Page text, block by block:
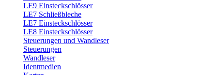
LE9 Einsteckschlösser
LE7 Schließbleche
LE7 Einsteckschlösser
LE8 Einsteckschlösser
Steuerungen und Wandleser
Steuerungen
Wandleser
Identmedien